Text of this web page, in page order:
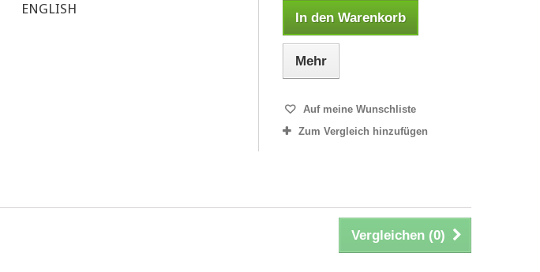
ENGLISH
In den Warenkorb
Mehr
Auf meine Wunschliste
Zum Vergleich hinzufügen
Vergleichen (0)